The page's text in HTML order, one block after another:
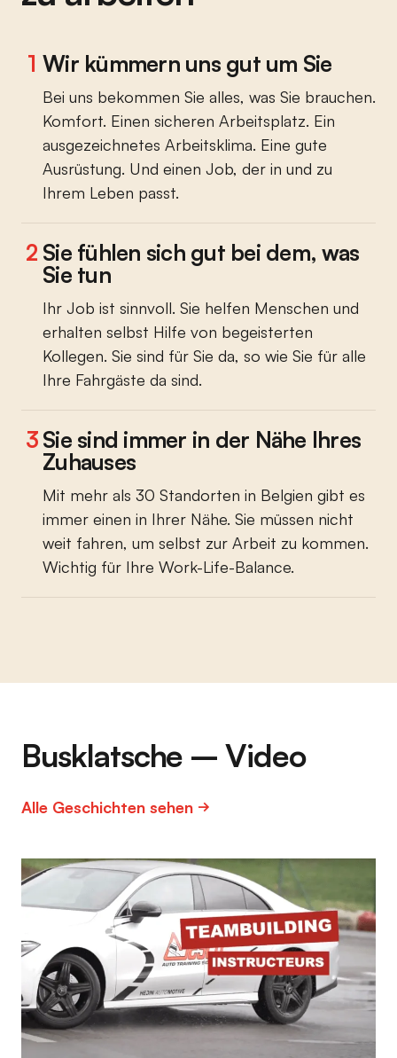
1 Wir kümmern uns gut um Sie
Bei uns bekommen Sie alles, was Sie brauchen.
Komfort. Einen sicheren Arbeitsplatz. Ein
ausgezeichnetes Arbeitsklima. Eine gute
Ausrüstung. Und einen Job, der in und zu
Ihrem Leben passt.
2 Sie fühlen sich gut bei dem, was
Sie tun
Ihr Job ist sinnvoll. Sie helfen Menschen und
erhalten selbst Hilfe von begeisterten
Kollegen. Sie sind für Sie da, so wie Sie für alle
Ihre Fahrgäste da sind.
3Sie sind immer in der Nähe Ihres
Zuhauses
Mit mehr als 30 Standorten in Belgien gibt es
immer einen in Ihrer Nähe. Sie müssen nicht
weit fahren, um selbst zur Arbeit zu kommen.
Wichtig für Ihre Work-Life-Balance.
Busklatsche – Video
Alle Geschichten sehen